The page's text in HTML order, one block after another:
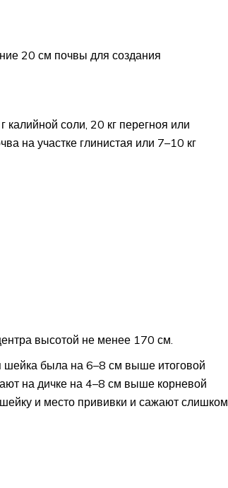
20 см почвы для создания
калийной соли, 20 кг перегноя или
на участке глинистая или 7–10 кг
высотой не менее 170 см.
шейка была на 6–8 см выше итоговой
на дичке на 4–8 см выше корневой
и место прививки и сажают слишком